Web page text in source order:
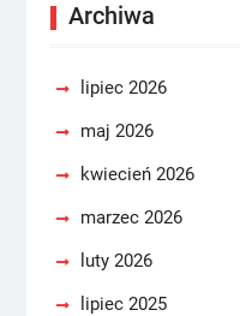
Archiwa
lipiec 2026
maj 2026
kwiecień 2026
marzec 2026
luty 2026
lipiec 2025